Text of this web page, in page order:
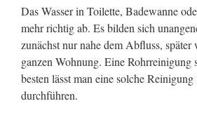
Das Wasser in Toilette, Badewanne
mehr richtig ab. Es bilden sich
zunächst nur nahe dem Abfluss,
ganzen Wohnung. Eine
besten lässt man eine solche
durchführen.